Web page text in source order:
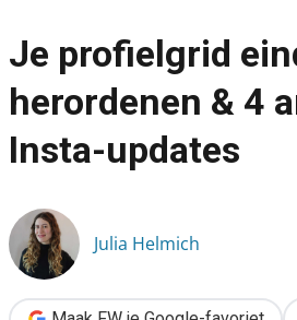
›
Social
›
Je profielgrid eindelijk zelf
Je profielgrid
herordenen & 4
Insta-updates
Julia Helmich